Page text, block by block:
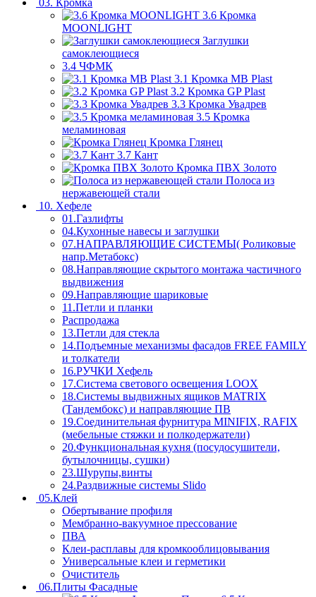
03. Кромка
3.6 Кромка
MOONLIGHT
Заглушки
самоклеющиеся
3.4 ЧФМК
3.1 Кромка MB Plast
3.2 Кромка GP Plast
3.3 Кромка Увадрев
3.5 Кромка
меламиновая
Кромка Глянец
3.7 Кант
Кромка ПВХ Золото
Полоса из
нержавеющей стали
10. Хефеле
01.Газлифты
04.Кухонные навесы и заглушки
07.НАПРАВЛЯЮЩИЕ СИСТЕМЫ( Роликовые
напр.Метабокс)
08.Направляющие скрытого монтажа частичного
выдвижения
09.Направляющие шариковые
11.Петли и планки
Распродажа
13.Петли для стекла
14.Подъемные механизмы фасадов FREE FAMILY
и толкатели
16.РУЧКИ Хефель
17.Система светового освещения LOOX
18.Системы выдвижных ящиков MATRIX
(Тандембокс) и направляющие ПВ
19.Соединительная фурнитура MINIFIX, RAFIX
(мебельные стяжки и полкодержатели)
20.Функциональная кухня (посудосушители,
бутылочницы, сушки)
23.Шурупы,винты
24.Раздвижные системы Slido
05.Клей
Обертывание профиля
Мембранно-вакуумное прессование
ПВА
Клеи-расплавы для кромкооблицовывания
Универсальные клеи и герметики
Очиститель
06.Плиты Фасадные